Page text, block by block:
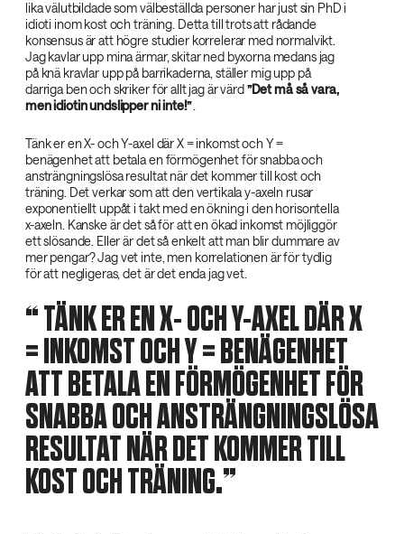
lika välutbildade som välbeställda personer har just sin PhD i
idioti inom kost och träning. Detta till trots att rådande
konsensus är att högre studier korrelerar med normalvikt.
Jag kavlar upp mina ärmar, skitar ned byxorna medans jag
på knä kravlar upp på barrikaderna, ställer mig upp på
darriga ben och skriker för allt jag är värd”Det må så vara,
men idiotin undslipper ni inte!”‌.
Tänk er en X- och Y-axel där X = inkomst och Y =
benägenhet att betala en förmögenhet för snabba och
ansträngningslösa resultat när det kommer till kost och
träning. Det verkar som att den vertikala y-axeln rusar
exponentiellt uppåt i takt med en ökning i den horisontella
x-axeln. Kanske är det så för att en ökad inkomst möjliggör
ett slösande. Eller är det så enkelt att man blir dummare av
mer pengar? Jag vet inte, men korrelationen är för tydlig
för att negligeras, det är det enda jag vet.
‌ TÄNK ER EN X- OCH Y-AXEL DÄR X
= INKOMST OCH Y = BENÄGENHET
ATT BETALA EN FÖRMÖGENHET FÖR
SNABBA OCH ANSTRÄNGNINGSLÖSA
RESULTAT NÄR DET KOMMER TILL
KOST OCH TRÄNING.